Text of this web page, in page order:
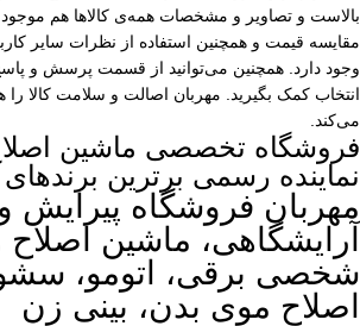
بالاست و تصاویر و مشخصات همه‌ی کالاها هم
مقایسه قیمت و همچنین استفاده از نظرات سایر
وجود دارد. همچنین می‌توانید از قسمت پرسش و
انتخاب کمک بگیرید. مهربان اصالت و سلامت کالا
می‌کند.
فروشگاه تخصصی ماشین
نماینده رسمی برترین
مهربان فروشگاه پیرایش
آرایشگاهی، ماشین اصلاح
شخصی برقی، اتومو،
اصلاح موی بدن، بینی زن